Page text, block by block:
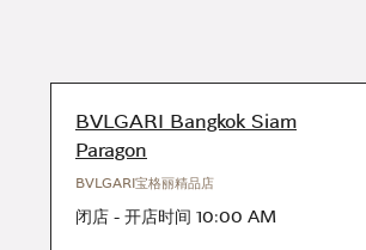
BVLGARI Bangkok Siam
Paragon
BVLGARI宝格丽精品店
闭店 - 开店时间 10:00 AM